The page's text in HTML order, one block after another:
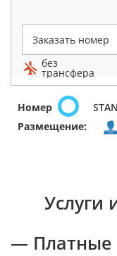
Заказать номер
без
трансфера
Номер
Размещение:
Услуги
— Платные